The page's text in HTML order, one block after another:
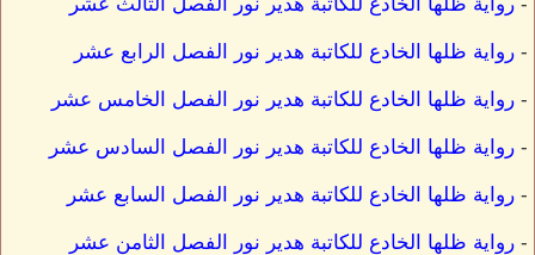
- رواية ظلها الخادع للكاتبة هدير نور الفصل الرابع عشر
- رواية ظلها الخادع للكاتبة هدير نور الفصل الخامس عشر
- رواية ظلها الخادع للكاتبة هدير نور الفصل السادس عشر
- رواية ظلها الخادع للكاتبة هدير نور الفصل السابع عشر
- رواية ظلها الخادع للكاتبة هدير نور الفصل الثامن عشر